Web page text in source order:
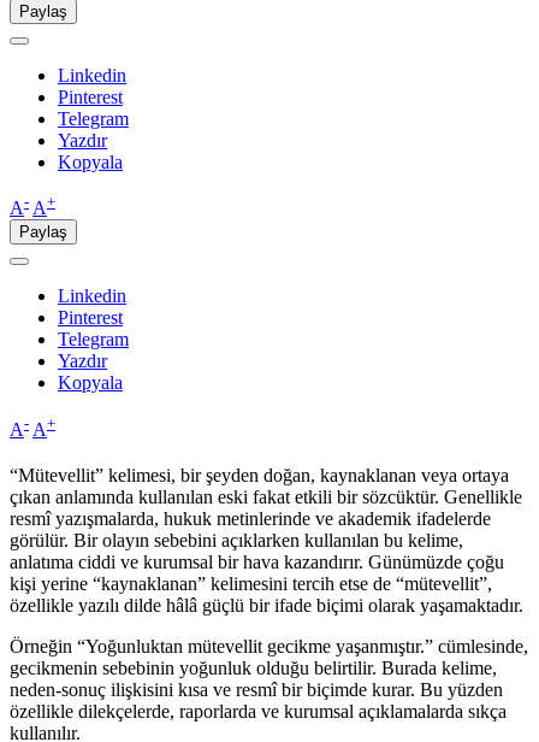
Paylaş
Linkedin
Pinterest
Telegram
Yazdır
Kopyala
A- A+
Paylaş
Linkedin
Pinterest
Telegram
Yazdır
Kopyala
A- A+
“Mütevellit” kelimesi, bir şeyden doğan, kaynaklanan veya ortaya
çıkan anlamında kullanılan eski fakat etkili bir sözcüktür. Genellikle
resmî yazışmalarda, hukuk metinlerinde ve akademik ifadelerde
görülür. Bir olayın sebebini açıklarken kullanılan bu kelime,
anlatıma ciddi ve kurumsal bir hava kazandırır. Günümüzde çoğu
kişi yerine “kaynaklanan” kelimesini tercih etse de “mütevellit”,
özellikle yazılı dilde hâlâ güçlü bir ifade biçimi olarak yaşamaktadır.
Örneğin “Yoğunluktan mütevellit gecikme yaşanmıştır.” cümlesinde,
gecikmenin sebebinin yoğunluk olduğu belirtilir. Burada kelime,
neden-sonuç ilişkisini kısa ve resmî bir biçimde kurar. Bu yüzden
özellikle dilekçelerde, raporlarda ve kurumsal açıklamalarda sıkça
kullanılır.